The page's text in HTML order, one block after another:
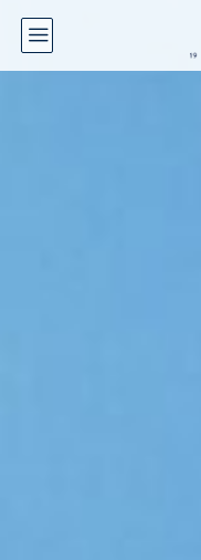
Panneau de gestion des